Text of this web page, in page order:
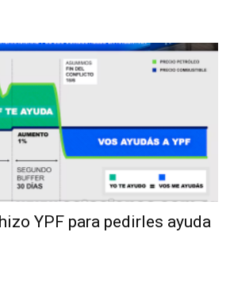
YPF para pedirles ayuda